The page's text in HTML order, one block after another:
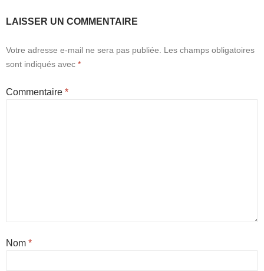
LAISSER UN COMMENTAIRE
Votre adresse e-mail ne sera pas publiée.
Les champs obligatoires
sont indiqués avec *
Commentaire *
Nom *